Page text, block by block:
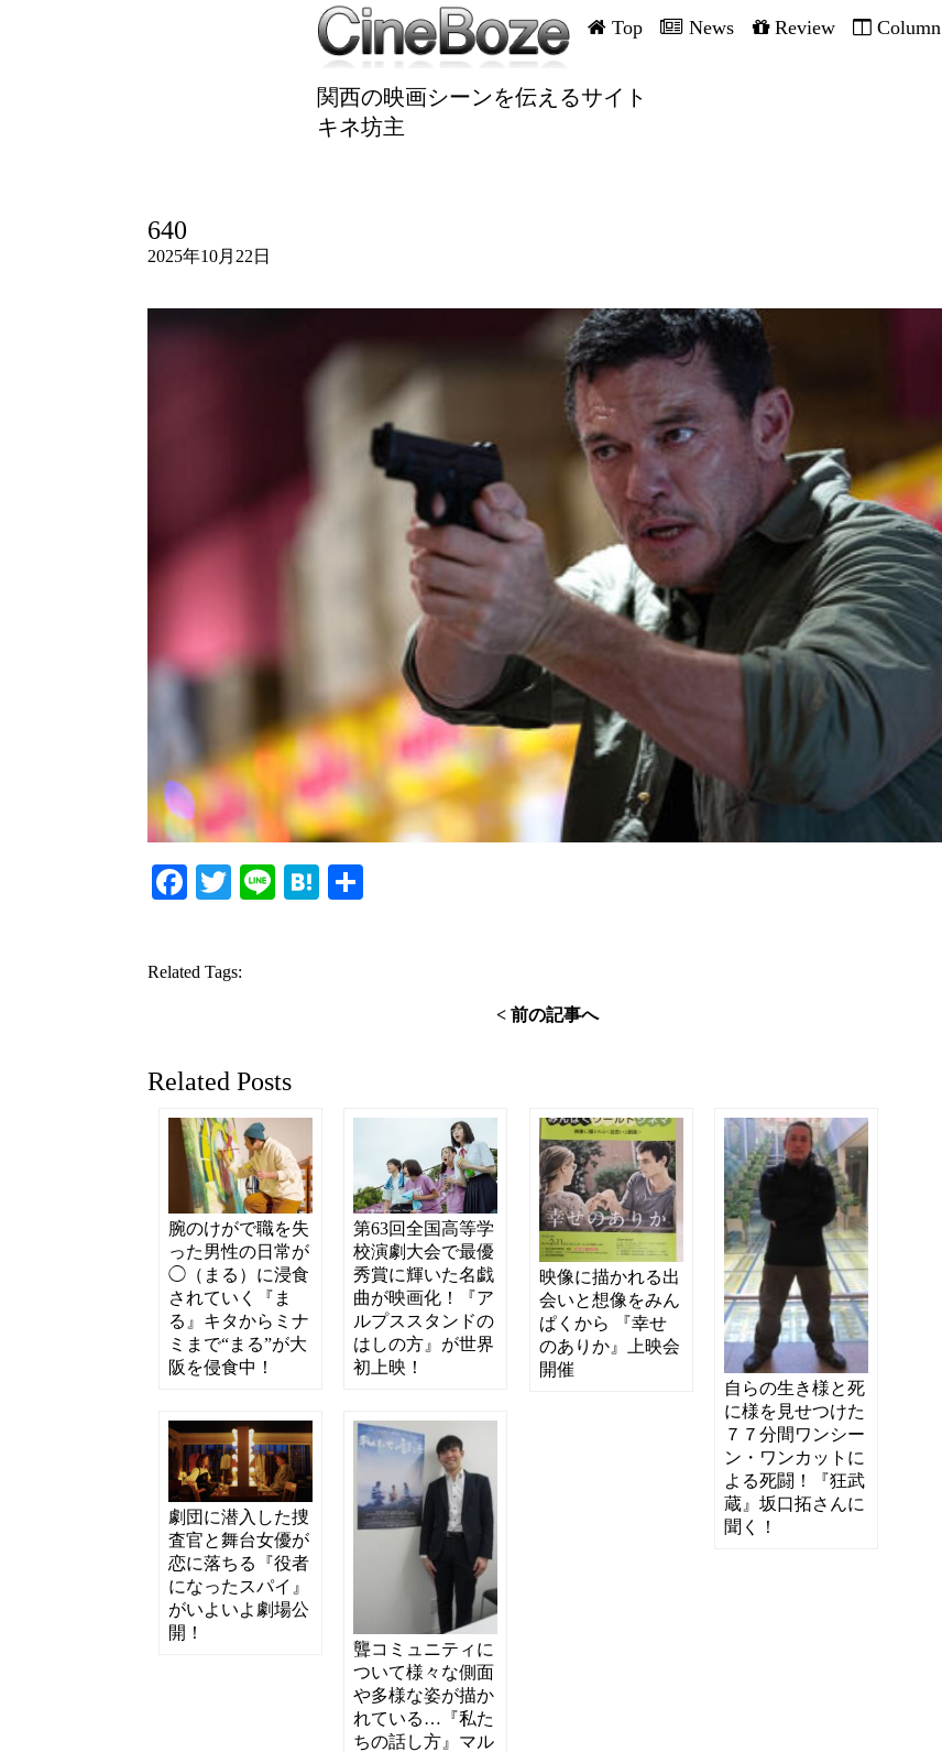
Top News Review Column
関西の映画シーンを伝えるサイト
キネ坊主
640
2025年10月22日
Facebook
TwitterLineHatena
Related Tags:
< 前の記事へ
Related Posts
腕のけがで職を失
った男性の日常が
◯（まる）に浸食
されていく『ま
る』キタからミナ
ミまで“まる”が大
阪を侵食中！
第63回全国高等学
校演劇大会で最優
秀賞に輝いた名戯
曲が映画化！『ア
ルプススタンドの
はしの方』が世界
初上映！
映像に描かれる出
会いと想像をみん
ぱくから 『幸せ
のありか』上映会
開催
自らの生き様と死
に様を見せつけた
７７分間ワンシー
ン・ワンカットに
よる死闘！『狂武
蔵』坂口拓さんに
聞く！
劇団に潜入した捜
査官と舞台女優が
恋に落ちる『役者
になったスパイ』
がいよいよ劇場公
開！
聾コミュニティに
ついて様々な側面
や多様な姿が描か
れている…『私た
ちの話し方』マル